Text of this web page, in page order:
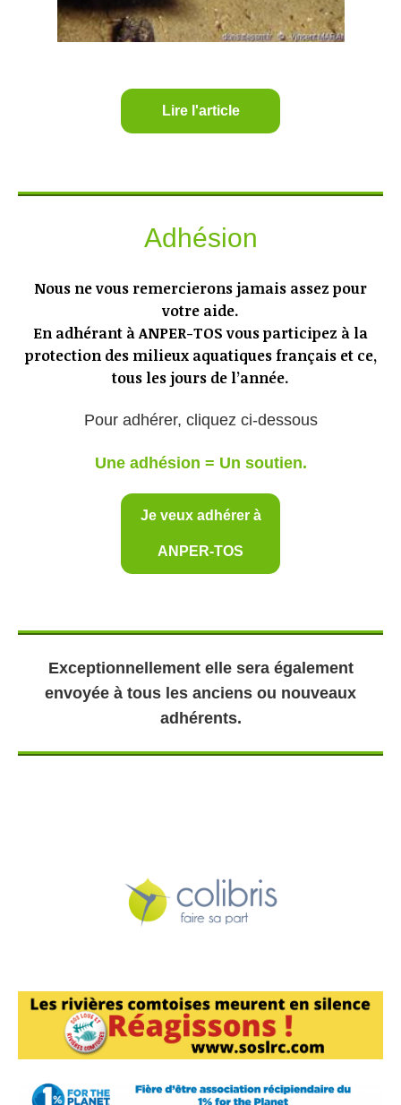
Lire l'article
Adhésion
Nous ne vous remercierons jamais assez pour
votre aide.
En adhérant à ANPER-TOS vous participez à la
protection des milieux aquatiques français et ce,
tous les jours de l’année.
Pour adhérer, cliquez ci-dessous
Une adhésion = Un soutien.
Je veux adhérer à
ANPER-TOS
Exceptionnellement elle sera également
envoyée à tous les anciens ou nouveaux
adhérents.